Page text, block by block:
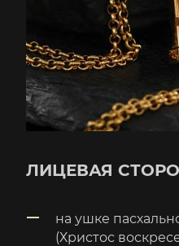
ЛИЦЕВАЯ
на ушке
(Христос